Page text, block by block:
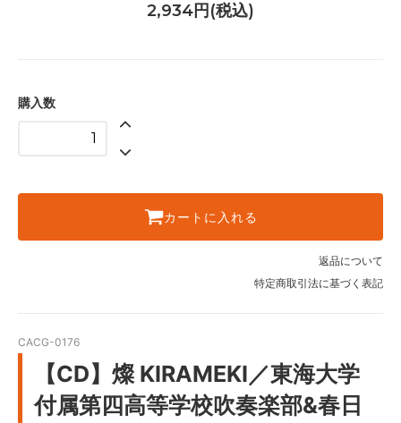
2,934円(税込)
購入数
カートに入れる
返品について
特定商取引法に基づく表記
CACG-0176
【CD】燦 KIRAMEKI／東海大学
付属第四高等学校吹奏楽部&春日